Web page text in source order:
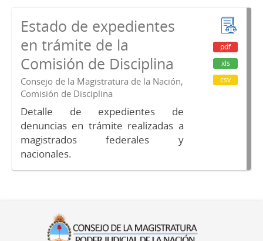
Estado de expedientes
en trámite de la
Comisión de Disciplina
Consejo de la Magistratura de la Nación,
Comisión de Disciplina
Detalle de expedientes de
denuncias en trámite realizadas a
magistrados federales y
nacionales.
pdf
xls
csv